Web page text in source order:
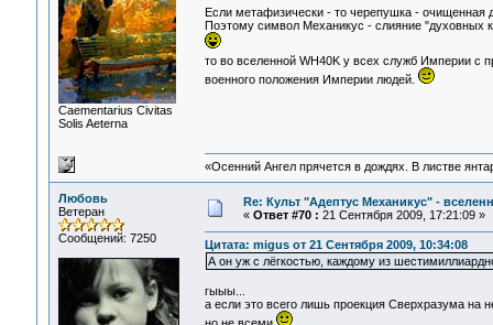
Сaementarius Civitas
Solis Aeterna
Если метафизически - то черепушка - очищенная
Поэтому символ Механикус - слияние "духовных
то во вселенной WH40K у всех служб Империи
военного положения Империи людей.
«Осенний Ангел прячется в дождях. В листве
Любовь
Ветеран
Сообщений: 7250
Re: Культ "Адептус Механикус" -
« Ответ #70 : 21 Сентября 2009, 17:21:09 »
Цитата: migus от 21 Сентября 2009, 10:34:08
А он уж с лёгкостью, каждому из
гыыы...
а если это всего лишь проекция Сверхразума на